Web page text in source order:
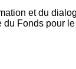
et du
Fonds pour